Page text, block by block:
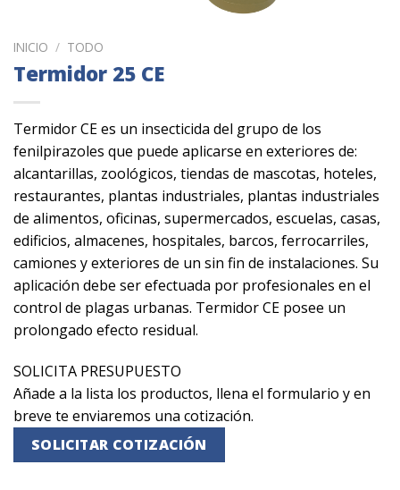
INICIO / TODO
Termidor 25 CE
Termidor CE es un insecticida del grupo de los
fenilpirazoles que puede aplicarse en exteriores de:
alcantarillas, zoológicos, tiendas de mascotas, hoteles,
restaurantes, plantas industriales, plantas industriales
de alimentos, oficinas, supermercados, escuelas, casas,
edificios, almacenes, hospitales, barcos, ferrocarriles,
camiones y exteriores de un sin fin de instalaciones. Su
aplicación debe ser efectuada por profesionales en el
control de plagas urbanas. Termidor CE posee un
prolongado efecto residual.
SOLICITA PRESUPUESTO
Añade a la lista los productos, llena el formulario y en
breve te enviaremos una cotización.
SOLICITAR COTIZACIÓN